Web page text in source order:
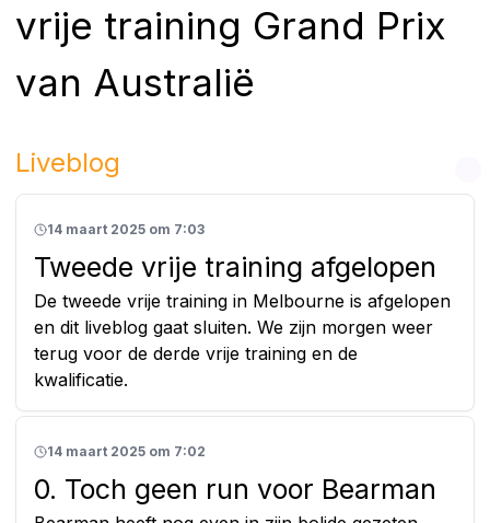
vrije training Grand Prix
van Australië
Liveblog
14 maart 2025 om 7:03
Tweede vrije training afgelopen
De tweede vrije training in Melbourne is afgelopen
en dit liveblog gaat sluiten. We zijn morgen weer
terug voor de derde vrije training en de
kwalificatie.
14 maart 2025 om 7:02
0. Toch geen run voor Bearman